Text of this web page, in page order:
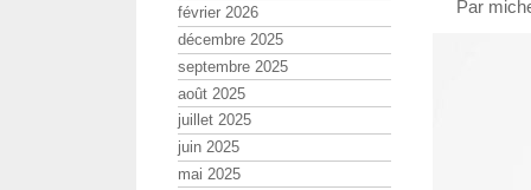
Par
février 2026
décembre 2025
septembre 2025
août 2025
juillet 2025
juin 2025
mai 2025